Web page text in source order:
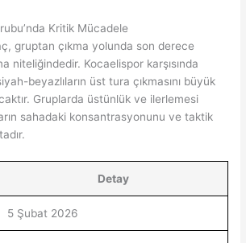
Kritik Mücadele
gruptan çıkma yolunda son derece
niteliğindedir. Kocaelispor karşısında
beyazlıların üst tura çıkmasını büyük
Gruplarda üstünlük ve ilerlemesi
sahadaki konsantrasyonunu ve taktik
Detay
5 Şubat 2026